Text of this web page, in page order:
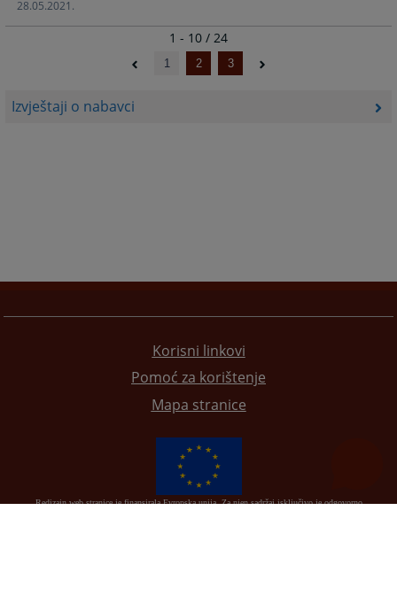
Izvještaji o nabavci
28.05.2021.
1 - 10 / 24
1 2 3
Korisni linkovi
Pomoć za korištenje
Mapa stranice
Redizajn web stranice je finansirala Evropska unija. Za njen sadržaj isključivo je odgovorno